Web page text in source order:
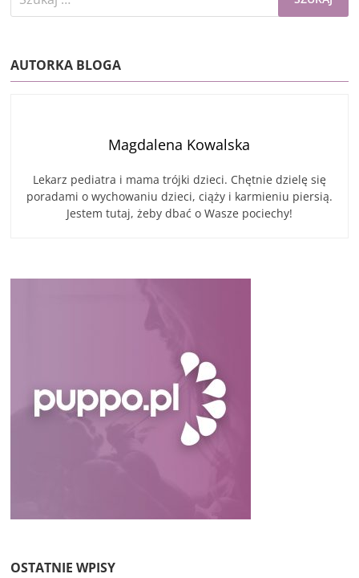
AUTORKA BLOGA
Magdalena Kowalska
Lekarz pediatra i mama trójki dzieci. Chętnie dzielę się
poradami o wychowaniu dzieci, ciąży i karmieniu piersią.
Jestem tutaj, żeby dbać o Wasze pociechy!
OSTATNIE WPISY